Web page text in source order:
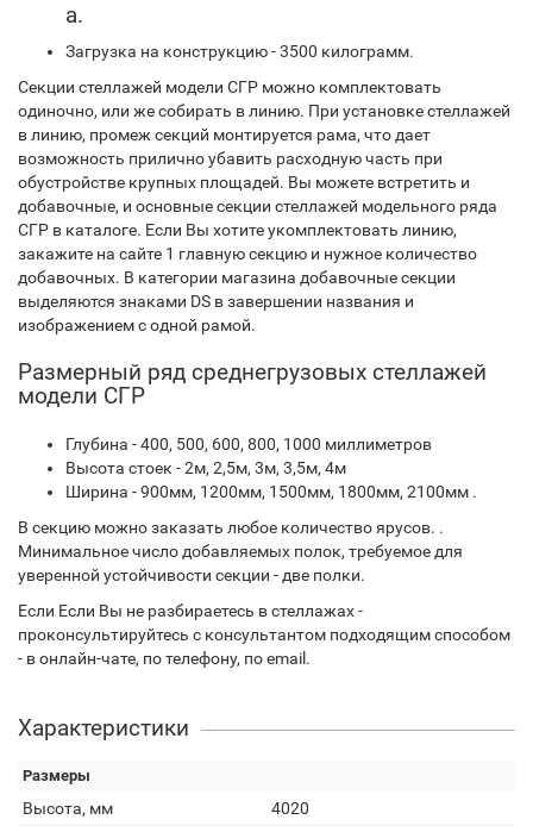
а.
Загрузка на конструкцию - 3500 килограмм.
Секции стеллажей модели СГР можно комплектовать
одиночно, или же собирать в линию. При установке стеллажей
в линию, промеж секций монтируется рама, что дает
возможность прилично убавить расходную часть при
обустройстве крупных площадей. Вы можете встретить и
добавочные, и основные секции стеллажей модельного ряда
СГР в каталоге. Если Вы хотите укомплектовать линию,
закажите на сайте 1 главную секцию и нужное количество
добавочных. В категории магазина добавочные секции
выделяются знаками DS в завершении названия и
изображением с одной рамой.
Размерный ряд среднегрузовых стеллажей
модели СГР
Глубина - 400, 500, 600, 800, 1000 миллиметров
Высота стоек - 2м, 2,5м, 3м, 3,5м, 4м
Ширина - 900мм, 1200мм, 1500мм, 1800мм, 2100мм .
В секцию можно заказать любое количество ярусов. .
Минимальное число добавляемых полок, требуемое для
уверенной устойчивости секции - две полки.
Если Если Вы не разбираетесь в стеллажах -
проконсультируйтесь с консультантом подходящим способом
- в онлайн-чате, по телефону, по email.
Характеристики
Размеры
Высота, мм
4020